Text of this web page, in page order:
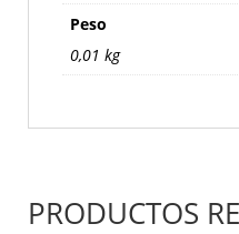
Peso
0,01 kg
PRODUCTOS